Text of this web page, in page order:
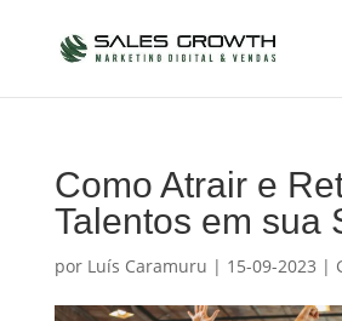
Como Atrair e
Talentos em sua
por Luís Caramuru | 15-09-2023 |